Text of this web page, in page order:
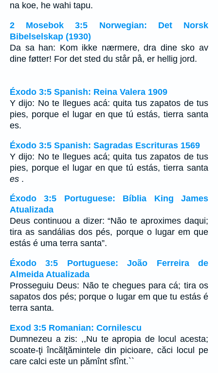
na koe, he wahi tapu.
2 Mosebok 3:5 Norwegian: Det Norsk
Bibelselskap (1930)
Da sa han: Kom ikke nærmere, dra dine sko av
dine føtter! For det sted du står på, er hellig jord.
Éxodo 3:5 Spanish: Reina Valera 1909
Y dijo: No te llegues acá: quita tus zapatos de tus
pies, porque el lugar en que tú estás, tierra santa
es.
Éxodo 3:5 Spanish: Sagradas Escrituras 1569
Y dijo: No te llegues acá; quita tus zapatos de tus
pies, porque el lugar en que tú estás, tierra santa
es .
Éxodo 3:5 Portuguese: Bíblia King James
Atualizada
Deus continuou a dizer: “Não te aproximes daqui;
tira as sandálias dos pés, porque o lugar em que
estás é uma terra santa”.
Éxodo 3:5 Portuguese: João Ferreira de
Almeida Atualizada
Prosseguiu Deus: Não te chegues para cá; tira os
sapatos dos pés; porque o lugar em que tu estás é
terra santa.
Exod 3:5 Romanian: Cornilescu
Dumnezeu a zis: ,,Nu te apropia de locul acesta;
scoate-ţi încălţămintele din picioare, căci locul pe
care calci este un pămînt sfînt.``